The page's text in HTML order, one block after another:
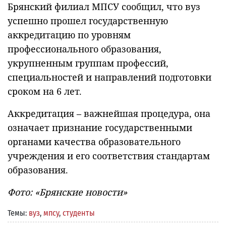
Брянский филиал МПСУ сообщил, что вуз
успешно прошел государственную
аккредитацию по уровням
профессионального образования,
укрупненным группам профессий,
специальностей и направлений подготовки
сроком на 6 лет.
Аккредитация – важнейшая процедура, она
означает признание государственными
органами качества образовательного
учреждения и его соответствия стандартам
образования.
Фото: «Брянские новости»
Темы: вуз, мпсу, студенты